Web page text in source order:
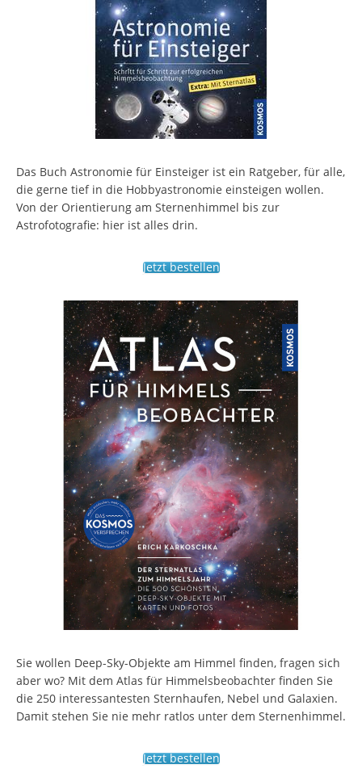
Das Buch Astronomie für Einsteiger ist ein Ratgeber, für alle,
die gerne tief in die Hobbyastronomie einsteigen wollen.
Von der Orientierung am Sternenhimmel bis zur
Astrofotografie: hier ist alles drin.
Jetzt bestellen
Sie wollen Deep-Sky-Objekte am Himmel finden, fragen sich
aber wo? Mit dem Atlas für Himmelsbeobachter finden Sie
die 250 interessantesten Sternhaufen, Nebel und Galaxien.
Damit stehen Sie nie mehr ratlos unter dem Sternenhimmel.
Jetzt bestellen